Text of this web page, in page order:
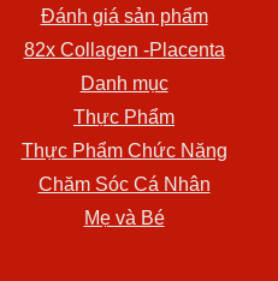
Đánh giá sản phẩm
82x Collagen -Placenta
Danh mục
Thực Phẩm
Thực Phẩm Chức Năng
Chăm Sóc Cá Nhân
Mẹ và Bé